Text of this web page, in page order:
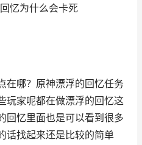
忆为什么会卡死
在哪？原神漂浮的回忆任务
玩家呢都在做漂浮的回忆这
回忆里面也是可以看到很多
话找起来还是比较的简单